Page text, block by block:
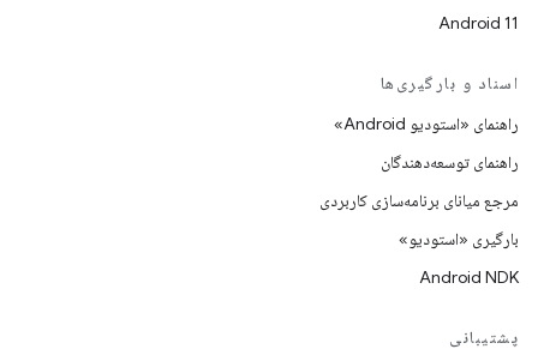
Android 11
اسناد و بارگیری‌ها
راهنمای «استودیو Android»
راهنمای توسعه‌دهندگان
مرجع میانای برنامه‌سازی کاربردی
بارگیری «استودیو»
Android NDK
پشتیبانی